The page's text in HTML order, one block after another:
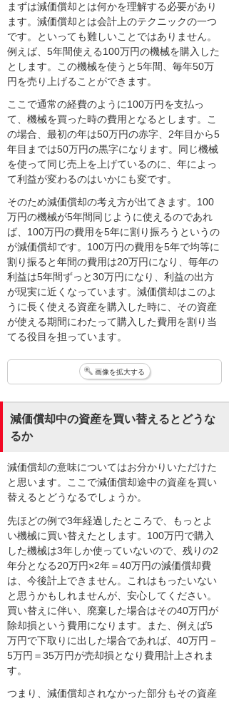
まずは減価償却とは何かを理解する必要があり
ます。減価償却とは会計上のテクニックの一つ
です。といっても難しいことではありません。
例えば、5年間使える100万円の機械を購入した
とします。この機械を使うと5年間、毎年50万
円を売り上げることができます。
ここで通常の経費のように100万円を支払っ
て、機械を買った時の費用となるとします。こ
の場合、最初の年は50万円の赤字、2年目から5
年目までは50万円の黒字になります。同じ機械
を使って同じ売上を上げているのに、年によっ
て利益が変わるのはいかにも変です。
そのため減価償却の考え方が出てきます。100
万円の機械が5年間同じように使えるのであれ
ば、100万円の費用を5年に割り振ろうというの
が減価償却です。100万円の費用を5年で均等に
割り振ると年間の費用は20万円になり、毎年の
利益は5年間ずっと30万円になり、利益の出方
が現実に近くなっています。減価償却はこのよ
うに長く使える資産を購入した時に、その資産
が使える期間にわたって購入した費用を割り当
てる役目を担っています。
画像を拡大する
減価償却中の資産を買い替えるとどうな
るか
減価償却の意味についてはお分かりいただけた
と思います。ここで減価償却途中の資産を買い
替えるとどうなるでしょうか。
先ほどの例で3年経過したところで、もっとよ
い機械に買い替えたとします。100万円で購入
した機械は3年しか使っていないので、残りの2
年分となる20万円×2年＝40万円の減価償却費
は、今後計上できません。これはもったいない
と思うかもしれませんが、安心してください。
買い替えに伴い、廃棄した場合はその40万円が
除却損という費用になります。また、例えば5
万円で下取りに出した場合であれば、40万円－
5万円＝35万円が売却損となり費用計上されま
す。
つまり、減価償却されなかった部分もその資産